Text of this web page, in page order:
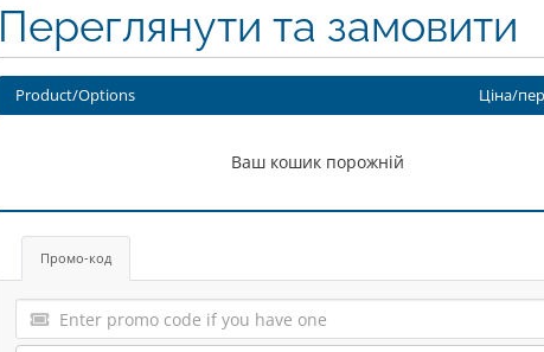
Переглянути та замовити
Product/Options Ціна/
Ваш кошик порожній
Промо-код